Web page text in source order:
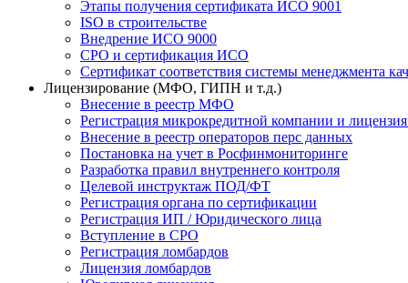
Этапы получения сертификата ИСО 9001
ISO в строительстве
Внедрение ИСО 9000
СРО и сертификация ИСО
Сертификат соответствия системы менеджмента
Лицензирование (МФО, ГИПН и т.д.)
Внесение в реестр МФО
Регистрация микрокредитной компании и
Внесение в реестр операторов перс данных
Постановка на учет в Росфинмониторинге
Разработка правил внутреннего контроля
Целевой инструктаж ПОД/ФТ
Регистрация органа по сертификации
Регистрация ИП / Юридического лица
Вступление в СРО
Регистрация ломбардов
Лицензия ломбардов